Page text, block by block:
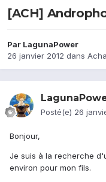
[ACH]
Par LagunaPower
26 janvier 2012 dans
Posté(e) 26
Bonjour,
Je suis à la recherche
environ pour mon fils.